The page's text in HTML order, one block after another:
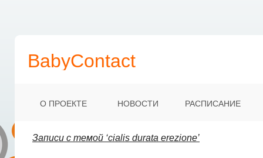
BabyContact
О ПРОЕКТЕ НОВОСТИ РАСПИСАНИЕ
Записи с темой ‘cialis durata erezione’